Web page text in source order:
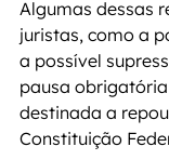
Algumas dessas
juristas, como a
a possível
pausa
destinada a
Constituição